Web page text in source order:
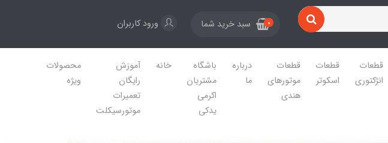
0 سبد خرید شما ورود کاربران
قطعات
انژکتوری
قطعات
اسکوتر
قطعات
موتورهای
هندی
درباره
ما
باشگاه
مشتریان
اکرمی
یدکی
خانه
آموزش
رایگان
تعمیرات
موتورسیکلت
محصولات
ویژه